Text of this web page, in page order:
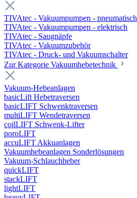
TIVAtec - Vakuumpumpen - pneumatisch
TIVAtec - Vakuumpumpen - elektrisch
TIVAtec - Saugnäpfe
TIVAtec - Vakuumzubehör
TIVAtec - Druck- und Vakuumschalter
Zur Kategorie Vakuumhebetechnik
Vakuum-Hebeanlagen
basicLift Hebetraversen
basicLIFT Schwenktraversen
multiLIFT Wendetraversen
coilLIFT Schwenk-Lifter
poroLIFT
accuLIFT Akkuanlagen
Vakuumhebeanlagen Sonderlösungen
Vakuum-Schlauchheber
quickLIFT
stackLIFT
lightLIFT